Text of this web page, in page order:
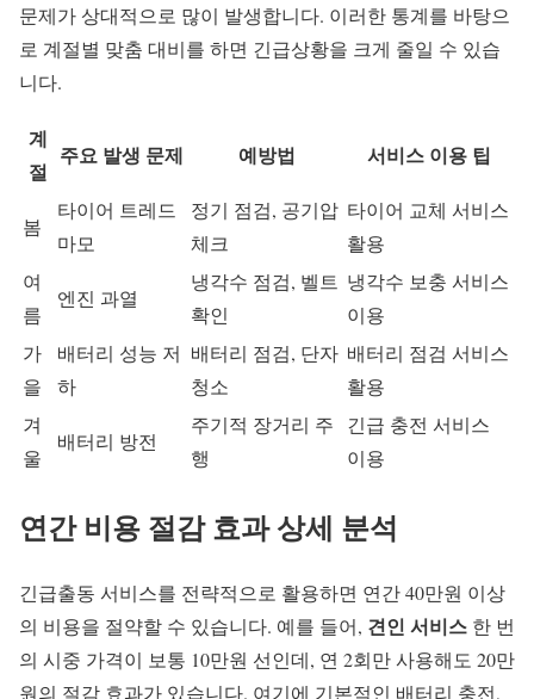
문제가 상대적으로 많이 발생합니다. 이러한 통계를 바탕으
로 계절별 맞춤 대비를 하면 긴급상황을 크게 줄일 수 있습
니다.
계
절
주요 발생 문제 예방법 서비스 이용 팁
봄
타이어 트레드
마모
정기 점검, 공기압
체크
타이어 교체 서비스
활용
여
름
엔진 과열
냉각수 점검, 벨트
확인
냉각수 보충 서비스
이용
가
을
배터리 성능 저
하
배터리 점검, 단자
청소
배터리 점검 서비스
활용
겨
울
배터리 방전
주기적 장거리 주
행
긴급 충전 서비스
이용
연간 비용 절감 효과 상세 분석
긴급출동 서비스를 전략적으로 활용하면 연간 40만원 이상
의 비용을 절약할 수 있습니다. 예를 들어, 견인 서비스 한 번
의 시중 가격이 보통 10만원 선인데, 연 2회만 사용해도 20만
원의 절감 효과가 있습니다. 여기에 기본적인 배터리 충전,